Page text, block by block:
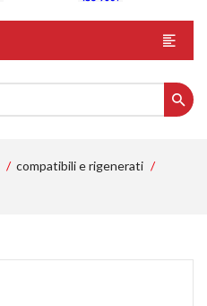
compatibili e rigenerati